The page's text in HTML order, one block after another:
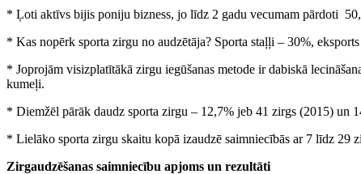
* Ļoti aktīvs bijis poniju bizness, jo līdz 2 gadu vecumam pārdoti
* Kas nopērk sporta zirgu no audzētāja? Sporta staļļi – 30%,
* Joprojām visizplatītākā zirgu iegūšanas metode ir dabiskā
kumeļi.
* Diemžēl pārāk daudz sporta zirgu – 12,7% jeb 41 zirgs (2015) un
* Lielāko sporta zirgu skaitu kopā izaudzē saimniecībās ar 7 līdz 29
Zirgaudzēšanas saimniecību apjoms un rezultāti